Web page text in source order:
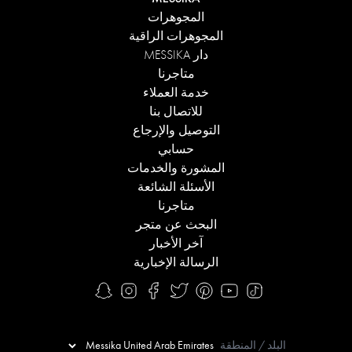
المجوهرات
المجوهرات الراقية
دار MESSIKA
متاجرنا
خدمة العملاء
للاتصال بنا
التوصيل والإرجاع
حسابي
المشورة والخدمات
الأسئلة الشائعة
متاجرنا
البحث عن متجر
آخر الأخبار
الرسالة الإخبارية
البلد / المنطقة